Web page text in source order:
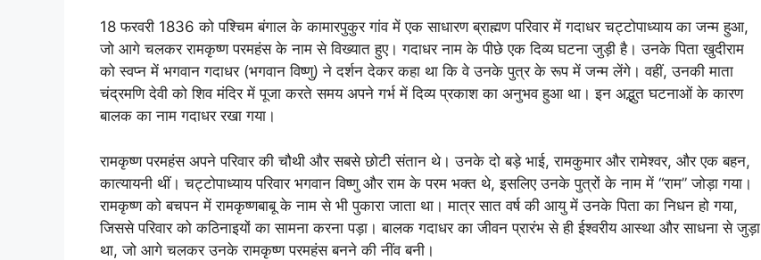
18 फरवरी 1836 को पश्चिम बंगाल के कामारपुकुर गांव में एक साधारण ब्राह्मण परिवार में गदाधर चट्टोपाध्याय का जन्म हुआ,
जो आगे चलकर रामकृष्ण परमहंस के नाम से विख्यात हुए। गदाधर नाम के पीछे एक दिव्य घटना जुड़ी है। उनके पिता खुदीराम
को स्वप्न में भगवान गदाधर (भगवान विष्णु) ने दर्शन देकर कहा था कि वे उनके पुत्र के रूप में जन्म लेंगे। वहीं, उनकी माता
चंद्रमणि देवी को शिव मंदिर में पूजा करते समय अपने गर्भ में दिव्य प्रकाश का अनुभव हुआ था। इन अद्भुत घटनाओं के कारण
बालक का नाम गदाधर रखा गया।
रामकृष्ण परमहंस अपने परिवार की चौथी और सबसे छोटी संतान थे। उनके दो बड़े भाई, रामकुमार और रामेश्वर, और एक बहन,
कात्यायनी थीं। चट्टोपाध्याय परिवार भगवान विष्णु और राम के परम भक्त थे, इसलिए उनके पुत्रों के नाम में “राम” जोड़ा गया।
रामकृष्ण को बचपन में रामकृष्णबाबू के नाम से भी पुकारा जाता था। मात्र सात वर्ष की आयु में उनके पिता का निधन हो गया,
जिससे परिवार को कठिनाइयों का सामना करना पड़ा। बालक गदाधर का जीवन प्रारंभ से ही ईश्वरीय आस्था और साधना से जुड़ा
था, जो आगे चलकर उनके रामकृष्ण परमहंस बनने की नींव बनी।